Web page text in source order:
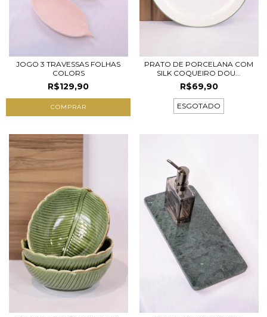
JOGO 3 TRAVESSAS FOLHAS
COLORS
R$129,90
PRATO DE PORCELANA COM
SILK COQUEIRO DOU...
R$69,90
ESGOTADO